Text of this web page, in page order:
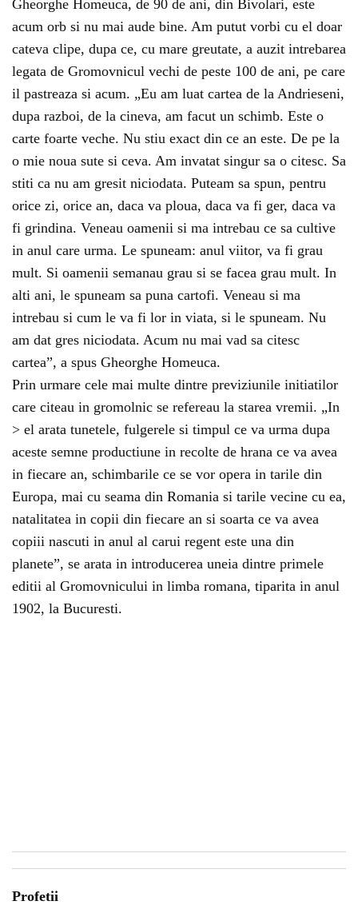
Gheorghe Homeuca, de 90 de ani, din Bivolari, este
acum orb si nu mai aude bine. Am putut vorbi cu el doar
cateva clipe, dupa ce, cu mare greutate, a auzit intrebarea
legata de Gromovnicul vechi de peste 100 de ani, pe care
il pastreaza si acum. „Eu am luat cartea de la Andrieseni,
dupa razboi, de la cineva, am facut un schimb. Este o
carte foarte veche. Nu stiu exact din ce an este. De pe la
o mie noua sute si ceva. Am invatat singur sa o citesc. Sa
stiti ca nu am gresit niciodata. Puteam sa spun, pentru
orice zi, orice an, daca va ploua, daca va fi ger, daca va
fi grindina. Veneau oamenii si ma intrebau ce sa cultive
in anul care urma. Le spuneam: anul viitor, va fi grau
mult. Si oamenii semanau grau si se facea grau mult. In
alti ani, le spuneam sa puna cartofi. Veneau si ma
intrebau si cum le va fi lor in viata, si le spuneam. Nu
am dat gres niciodata. Acum nu mai vad sa citesc
cartea”, a spus Gheorghe Homeuca.
Prin urmare cele mai multe dintre previziunile initiatilor
care citeau in gromolnic se refereau la starea vremii. „In
> el arata tunetele, fulgerele si timpul ce va urma dupa
aceste semne productiune in recolte de hrana ce va avea
in fiecare an, schimbarile ce se vor opera in tarile din
Europa, mai cu seama din Romania si tarile vecine cu ea,
natalitatea in copii din fiecare an si soarta ce va avea
copiii nascuti in anul al carui regent este una din
planete”, se arata in introducerea uneia dintre primele
editii al Gromovnicului in limba romana, tiparita in anul
1902, la Bucuresti.
Profetii